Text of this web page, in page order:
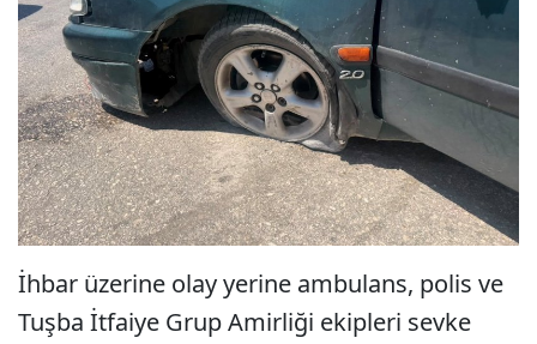
İhbar üzerine olay yerine ambulans, polis ve
Tuşba İtfaiye Grup Amirliği ekipleri sevke